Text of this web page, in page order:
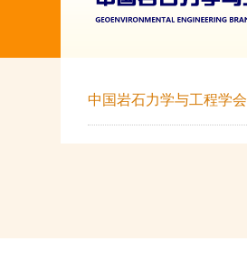
中国岩石力学与工程学